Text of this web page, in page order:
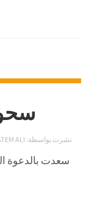
نشرت بواسطة: ALI
سعدت بالدعوة